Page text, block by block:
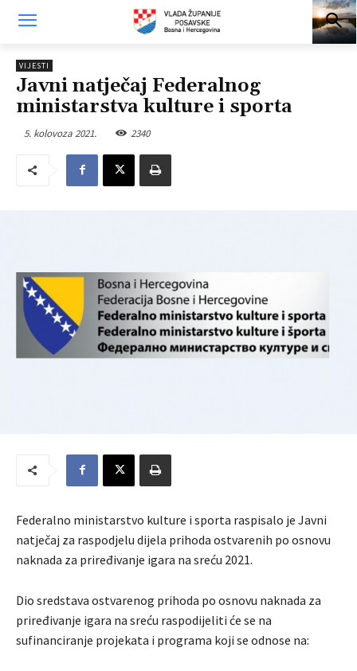
VIJESTI
Javni natječaj Federalnog
ministarstva kulture i sporta
5. kolovoza 2021. 2340
Federalno ministarstvo kulture i sporta raspisalo je Javni
natječaj za raspodjelu dijela prihoda ostvarenih po osnovu
naknada za priređivanje igara na sreću 2021.
Dio sredstava ostvarenog prihoda po osnovu naknada za
priređivanje igara na sreću raspodijeliti će se na
sufinanciranje projekata i programa koji se odnose na: